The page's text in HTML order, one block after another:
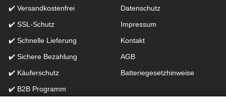
✔️ Versandkostenfrei
✔️ SSL-Schutz
✔️ Schnelle Lieferung
✔️ Sichere Bezahlung
✔️ Käuferschutz
✔️ B2B Programm
Datenschutz
Impressum
Kontakt
AGB
Batteriegesetzhinweise